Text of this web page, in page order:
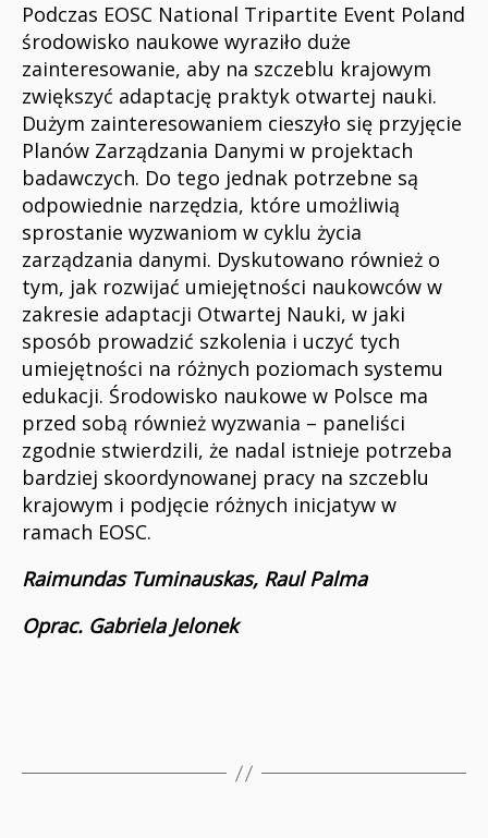
Podczas EOSC National Tripartite Event Poland
środowisko naukowe wyraziło duże
zainteresowanie, aby na szczeblu krajowym
zwiększyć adaptację praktyk otwartej nauki.
Dużym zainteresowaniem cieszyło się przyjęcie
Planów Zarządzania Danymi w projektach
badawczych. Do tego jednak potrzebne są
odpowiednie narzędzia, które umożliwią
sprostanie wyzwaniom w cyklu życia
zarządzania danymi. Dyskutowano również o
tym, jak rozwijać umiejętności naukowców w
zakresie adaptacji Otwartej Nauki, w jaki
sposób prowadzić szkolenia i uczyć tych
umiejętności na różnych poziomach systemu
edukacji. Środowisko naukowe w Polsce ma
przed sobą również wyzwania – paneliści
zgodnie stwierdzili, że nadal istnieje potrzeba
bardziej skoordynowanej pracy na szczeblu
krajowym i podjęcie różnych inicjatyw w
ramach EOSC.
Raimundas Tuminauskas, Raul Palma
Oprac. Gabriela Jelonek